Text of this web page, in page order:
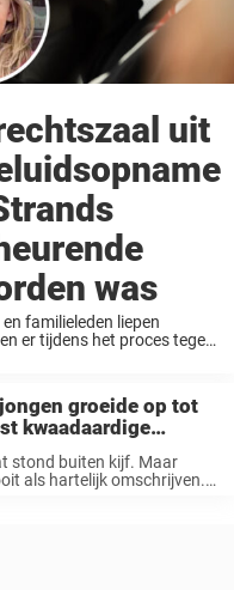
uit
was
familieleden liepen
er tijdens het proces tegen
groeide op tot
kwaadaardige
stond buiten kijf. Maar
als hartelijk omschrijven.